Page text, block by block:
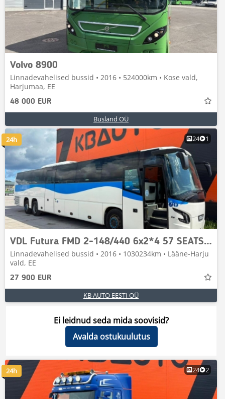
Volvo 8900
Linnadevahelised bussid • 2016 • 524000km • Kose vald,
Harjumaa, EE
48 000 EUR
Busland OÜ
24 1
VDL Futura FMD 2-148/440 6x2*4 57 SEATS / AC / AUXILIA
Linnadevahelised bussid • 2016 • 1030234km • Lääne-Harju
vald, EE
27 900 EUR
KB AUTO EESTI OÜ
24h
Ei leidnud seda mida soovisid?
Avalda ostukuulutus
24 2
24h